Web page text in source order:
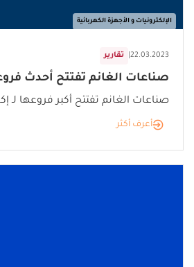
الإلكترونيات و الأجهزة الكهربائية
تقارير 22.03.2023
صناعات الغانم تفتتح أحدث
صناعات الغانم تفتتح أكبر فروعها
أعرف أكثر